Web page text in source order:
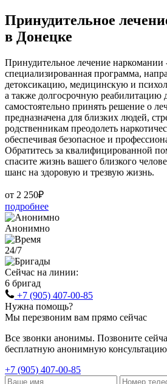
Принудительное
в Донецке
Принудительное лечение наркомании
специализированная программа,
детоксикацию, медицинскую и
а также долгосрочную реабилитацию
самостоятельно принять решение о
предназначена для близких людей,
родственникам преодолеть
обеспечивая безопасное и
Обратитесь за квалифицированной
спасите жизнь вашего близкого
шанс на здоровую и трезвую жизнь.
от 2 250₽
подробнее
Анонимно
24/7
Сейчас на линии:
6 бригад
+7 (905) 407-00-85
Нужна помощь?
Мы перезвоним вам прямо сейчас
Все звонки анонимы. Позвоните
бесплатную анонимную консультацию
+7 (905) 407-00-85